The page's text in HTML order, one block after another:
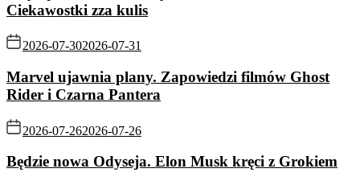
Ciekawostki zza kulis
2026-07-302026-07-31
Marvel ujawnia plany. Zapowiedzi filmów Ghost
Rider i Czarna Pantera
2026-07-262026-07-26
Będzie nowa Odyseja. Elon Musk kręci z Grokiem